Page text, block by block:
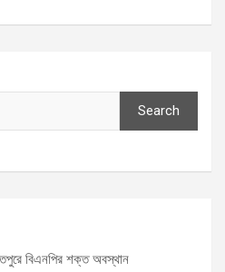
Search
বিএনপির শক্ত অবস্থান